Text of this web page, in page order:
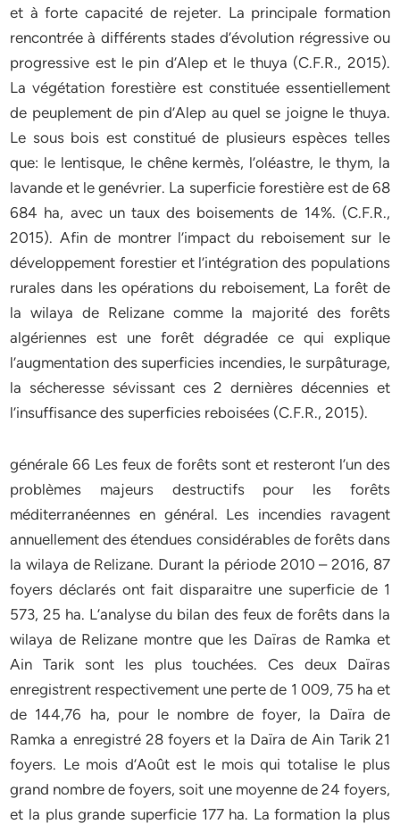
et à forte capacité de rejeter. La principale formation
rencontrée à différents stades d’évolution régressive ou
progressive est le pin d’Alep et le thuya (C.F.R., 2015).
La végétation forestière est constituée essentiellement
de peuplement de pin d’Alep au quel se joigne le thuya.
Le sous bois est constitué de plusieurs espèces telles
que: le lentisque, le chêne kermès, l’oléastre, le thym, la
lavande et le genévrier. La superficie forestière est de 68
684 ha, avec un taux des boisements de 14%. (C.F.R.,
2015). Afin de montrer l’impact du reboisement sur le
développement forestier et l’intégration des populations
rurales dans les opérations du reboisement, La forêt de
la wilaya de Relizane comme la majorité des forêts
algériennes est une forêt dégradée ce qui explique
l’augmentation des superficies incendies, le surpâturage,
la sécheresse sévissant ces 2 dernières décennies et
l’insuffisance des superficies reboisées (C.F.R., 2015).
générale 66 Les feux de forêts sont et resteront l’un des
problèmes majeurs destructifs pour les forêts
méditerranéennes en général. Les incendies ravagent
annuellement des étendues considérables de forêts dans
la wilaya de Relizane. Durant la période 2010 – 2016, 87
foyers déclarés ont fait disparaitre une superficie de 1
573, 25 ha. L’analyse du bilan des feux de forêts dans la
wilaya de Relizane montre que les Daïras de Ramka et
Ain Tarik sont les plus touchées. Ces deux Daïras
enregistrent respectivement une perte de 1 009, 75 ha et
de 144,76 ha, pour le nombre de foyer, la Daïra de
Ramka a enregistré 28 foyers et la Daïra de Ain Tarik 21
foyers. Le mois d’Août est le mois qui totalise le plus
grand nombre de foyers, soit une moyenne de 24 foyers,
et la plus grande superficie 177 ha. La formation la plus